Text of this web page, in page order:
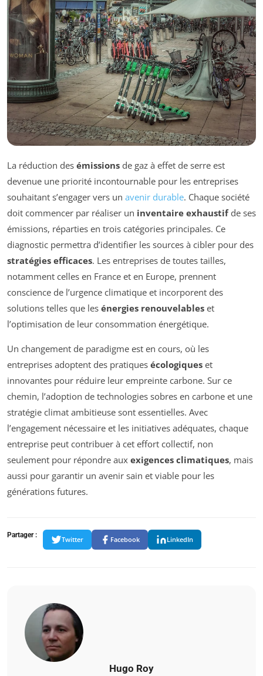
La réduction des émissions de gaz à effet de serre est
devenue une priorité incontournable pour les entreprises
souhaitant s’engager vers un avenir durable. Chaque société
doit commencer par réaliser un inventaire exhaustifde ses
émissions, réparties en trois catégories principales. Ce
diagnostic permettra d’identifier les sources à cibler pour des
stratégies efficaces. Les entreprises de toutes tailles,
notamment celles en France et en Europe, prennent
conscience de l’urgence climatique et incorporent des
solutions telles que les énergies renouvelables et
l’optimisation de leur consommation énergétique.
Un changement de paradigme est en cours, où les
entreprises adoptent des pratiques écologiques et
innovantes pour réduire leur empreinte carbone. Sur ce
chemin, l’adoption de technologies sobres en carbone et une
stratégie climat ambitieuse sont essentielles. Avec
l’engagement nécessaire et les initiatives adéquates, chaque
entreprise peut contribuer à cet effort collectif, non
seulement pour répondre aux exigences climatiques, mais
aussi pour garantir un avenir sain et viable pour les
générations futures.
Partager :
Twitter Facebook LinkedIn
Hugo Roy